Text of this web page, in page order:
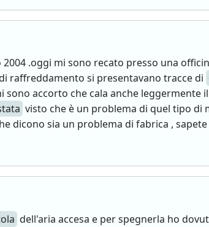
.oggi mi sono recato presso una
raffreddamento si presentavano tracce di
accorto che cala anche
visto che è un problema di quel tipo di
dicono sia un problema di fabrica ,
dell'aria accesa e per spegnerla ho